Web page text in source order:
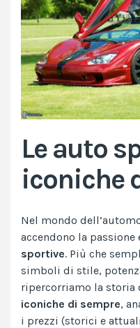
Le auto
iconiche
Nel mondo
accendono la passione
sportive. Più che
simboli di stile,
ripercorriamo la storia
iconiche di sempre,
i prezzi (storici e